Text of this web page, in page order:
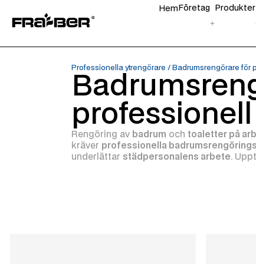
HemFöretag Produkter
Professionella ytrengörare / Badrumsrengörare för
Rengöring av badrum och toaletter på
kräver professionella
underlättar städpersonalens arbete.